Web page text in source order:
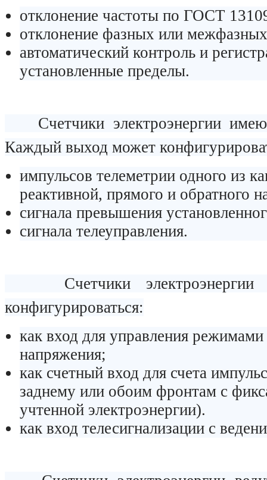
отклонение частоты по ГОСТ
отклонение фазных или
автоматический контроль и
установленные пределы.
Счетчики электроэнергии
Каждый выход может
импульсов телеметрии одного из
реактивной, прямого и обратного
сигнала превышения
сигнала телеуправления.
Счетчики электроэнергии
конфигурироваться:
как вход для управления
напряжения;
как счетный вход для счета
заднему или обоим фронтам с
учтенной электроэнергии).
как вход телесигнализации с